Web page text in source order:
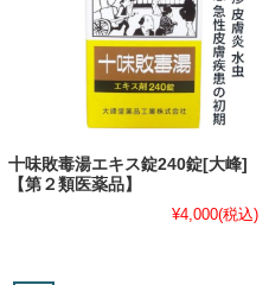
十味敗毒湯エキス錠240錠[大峰]
【第２類医薬品】
¥4,000(税込)